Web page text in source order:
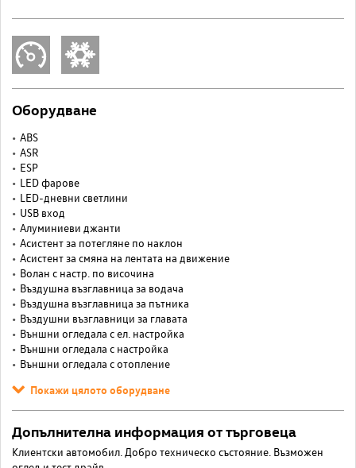
Оборудване
ABS
ASR
ESP
LED фарове
LED-дневни светлини
USB вход
Алуминиеви джанти
Асистент за потегляне по наклон
Асистент за смяна на лентата на движение
Волан с настр. по височина
Въздушна възглавница за водача
Въздушна възглавница за пътника
Въздушни възглавници за главата
Външни огледала с ел. настройка
Външни огледала с настройка
Външни огледала с отопление
Покажи цялото оборудване
Допълнителна информация от търговеца
Клиентски автомобил. Добро техническо състояние. Възможен